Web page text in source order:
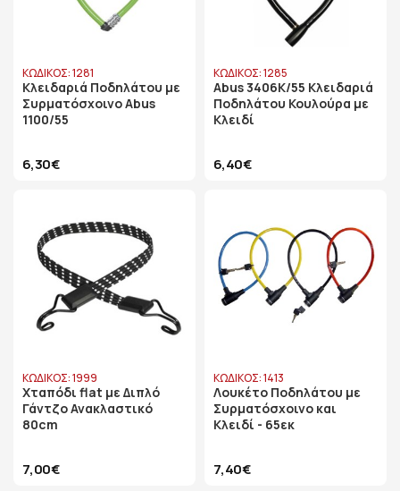
ΚΩΔΙΚΟΣ: 1281
Κλειδαριά Ποδηλάτου με
Συρματόσχοινο Abus
1100/55
6,30€
ΚΩΔΙΚΟΣ: 1285
Abus 3406K/55 Κλειδαριά
Ποδηλάτου Κουλούρα με
Κλειδί
6,40€
ΚΩΔΙΚΟΣ: 1999
Χταπόδι flat με Διπλό
Γάντζο Ανακλαστικό
80cm
7,00€
ΚΩΔΙΚΟΣ: 1413
Λουκέτο Ποδηλάτου με
Συρματόσχοινο και
Κλειδί - 65εκ
7,40€